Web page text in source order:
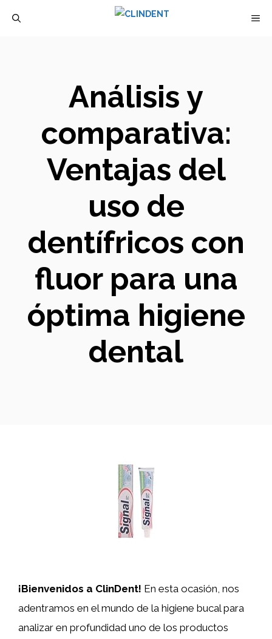
Análisis y
comparativa:
Ventajas del
uso de
dentífricos con
fluor para una
óptima higiene
dental
¡Bienvenidos a ClinDent! En esta ocasión, nos
adentramos en el mundo de la higiene bucal para
analizar en profundidad uno de los productos